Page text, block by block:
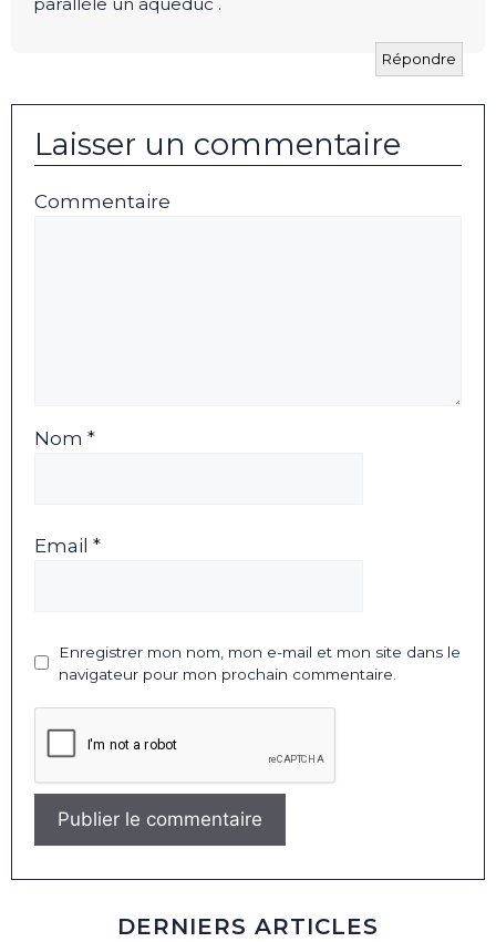
Répondre
Laisser un commentaire
Commentaire
Nom *
Email *
Enregistrer mon nom, mon e-mail et mon site dans le
navigateur pour mon prochain commentaire.
DERNIERS ARTICLES